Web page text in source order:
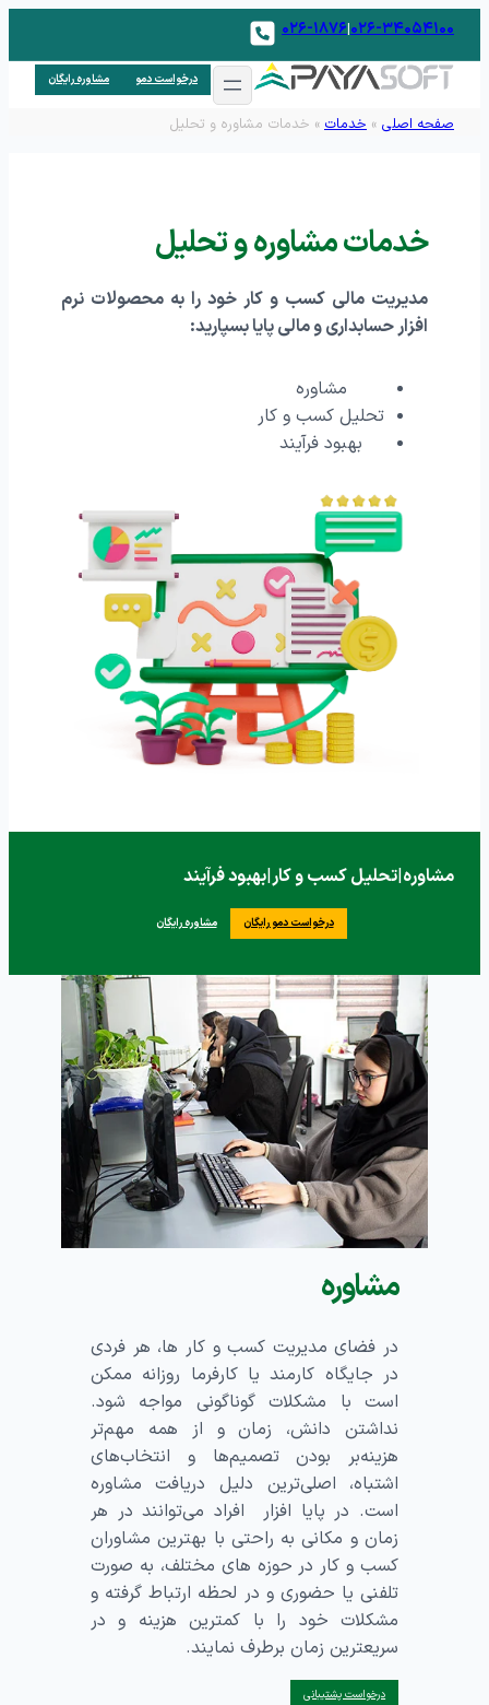
۰۲۶-۳۴۰۵۴۱۰۰۰۲۶-۱۸۷۶
درخواست دمو مشاوره رایگان
صفحه اصلی » خدمات » خدمات مشاوره و تحلیل
خدمات مشاوره و تحلیل
مدیریت مالی کسب و کار خود را به محصولات نرم
افزار حسابداری و مالی پایا بسپارید:
مشاوره
تحلیل کسب و کار
بهبود فرآیند
مشاوره|تحلیل کسب و کار|بهبود فرآیند
درخواست دمو رایگان مشاوره رایگان
مشاوره
در فضای مدیریت کسب و کار ها، هر فردی
در جایگاه کارمند یا کارفرما روزانه ممکن
است با مشکلات گوناگونی مواجه شود.
نداشتن دانش، زمان و از همه مهم‌تر
هزینه‌بر بودن تصمیم‌ها و انتخاب‌های
اشتباه، اصلی‌ترین دلیل دریافت مشاوره
است. در پایا افزار افراد می‌توانند در هر
زمان و مکانی به راحتی با بهترین مشاوران
کسب و کار در حوزه‌ های مختلف، به صورت
تلفنی یا حضوری و در لحظه ارتباط گرفته و
مشکلات خود را با کمترین هزینه و در
سریعترین زمان برطرف نمایند.
درخواست پشتیبانی